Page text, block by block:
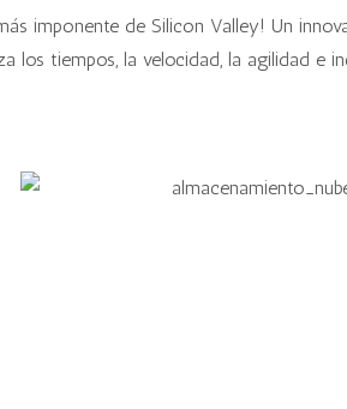
imponente de Silicon Valley! Un
los tiempos, la velocidad, la agilidad e